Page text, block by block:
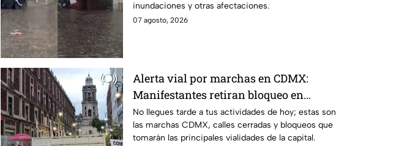
inundaciones y otras afectaciones.
07 agosto, 2026
Alerta vial por marchas en CDMX:
Manifestantes retiran bloqueo en
Canela y Eje 3 Sur, colonia Granjas
México
No llegues tarde a tus actividades de hoy; estas son
las marchas CDMX, calles cerradas y bloqueos que
tomarán las principales vialidades de la capital.